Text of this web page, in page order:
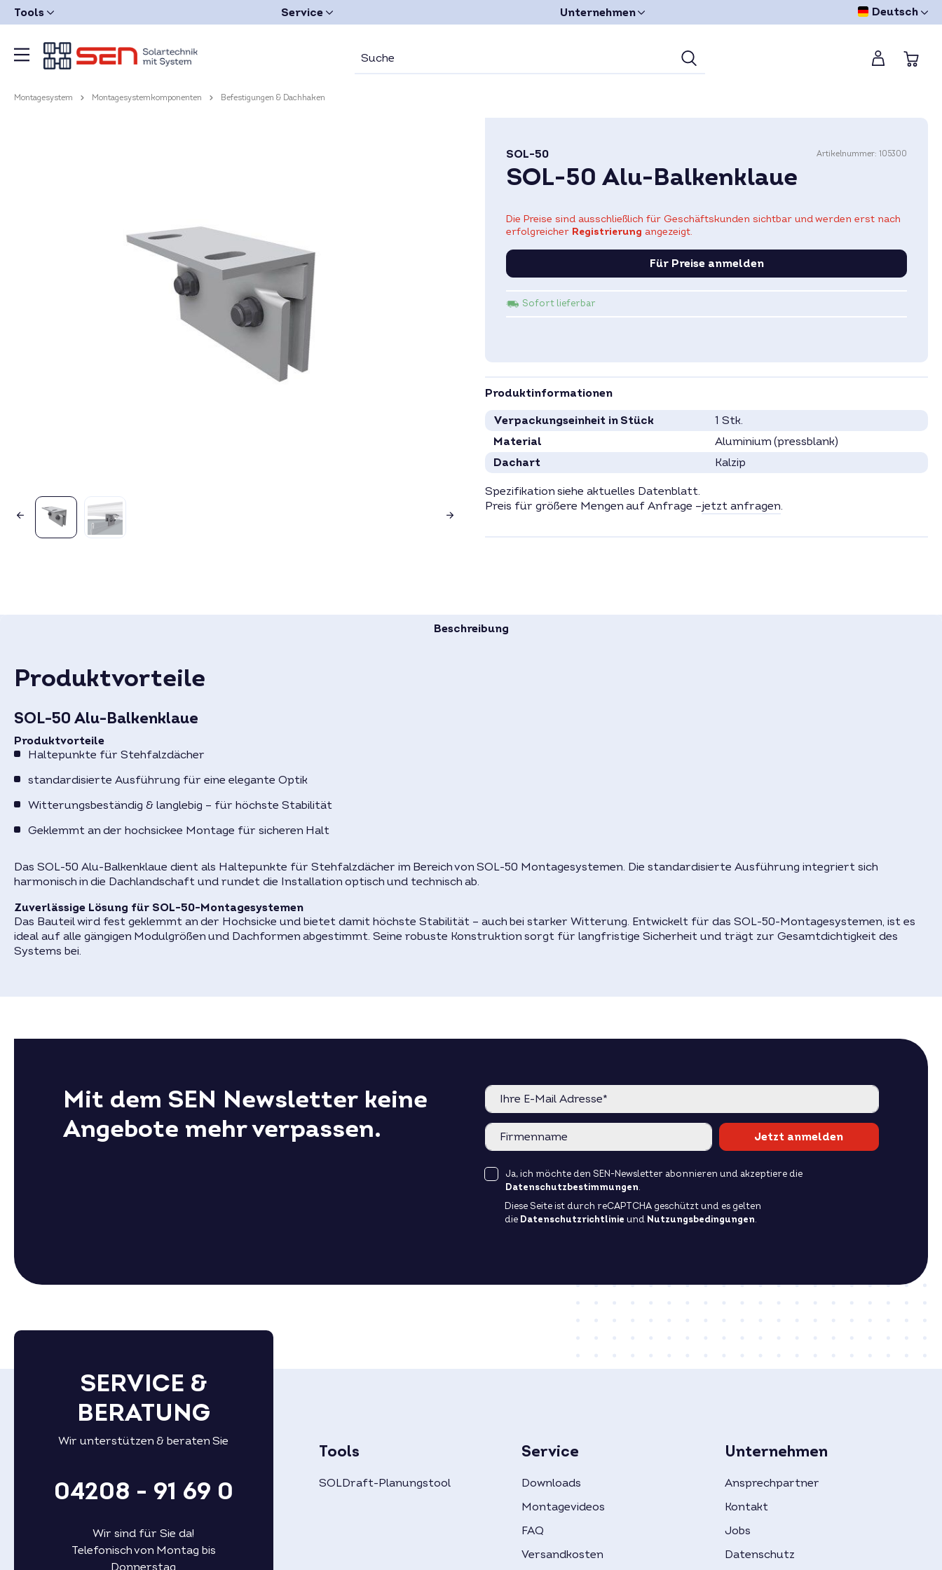
Tools Service Unternehmen Deutsch
Montagesystem Montagesystemkomponenten Befestigungen & Dachhaken
SOL-50 Artikelnummer: 105300
SOL-50 Alu-Balkenklaue
Die Preise sind ausschließlich für Geschäftskunden sichtbar und werden erst nach
erfolgreicher Registrierung angezeigt.
Für Preise anmelden
Sofort lieferbar
Produktinformationen
Verpackungseinheit in Stück
1 Stk.
Material
Aluminium (pressblank)
Dachart
Kalzip
Spezifikation siehe aktuelles Datenblatt.
Preis für größere Mengen auf Anfrage –jetzt anfragen.
Beschreibung
Produktvorteile
SOL-50 Alu-Balkenklaue
Produktvorteile
Haltepunkte für Stehfalzdächer
standardisierte Ausführung für eine elegante Optik
Witterungsbeständig & langlebig – für höchste Stabilität
Geklemmt an der hochsickee Montage für sicheren Halt
Das SOL-50 Alu-Balkenklaue dient als Haltepunkte für Stehfalzdächer im Bereich von SOL-50 Montagesystemen. Die standardisierte Ausführung integriert sich
harmonisch in die Dachlandschaft und rundet die Installation optisch und technisch ab.
Zuverlässige Lösung für SOL-50-Montagesystemen
Das Bauteil wird fest geklemmt an der Hochsicke und bietet damit höchste Stabilität – auch bei starker Witterung. Entwickelt für das SOL-50-Montagesystemen, ist es
ideal auf alle gängigen Modulgrößen und Dachformen abgestimmt. Seine robuste Konstruktion sorgt für langfristige Sicherheit und trägt zur Gesamtdichtigkeit des
Systems bei.
Mit dem SEN Newsletter keine
Angebote mehr verpassen.
Jetzt anmelden
Ja, ich möchte den SEN-Newsletter abonnieren und akzeptiere die
Datenschutzbestimmungen.
Diese Seite ist durch reCAPTCHA geschützt und es gelten
die Datenschutzrichtlinie und Nutzungsbedingungen.
SERVICE &
BERATUNG
Wir unterstützen & beraten Sie
04208 - 91 69 0
Wir sind für Sie da!
Telefonisch von Montag bis
Tools
SOLDraft-Planungstool
Service
Downloads
Montagevideos
FAQ
Versandkosten
Unternehmen
Ansprechpartner
Kontakt
Jobs
Datenschutz